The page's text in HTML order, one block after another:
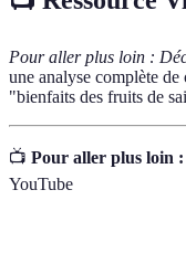
Pour aller plus loin :
une analyse complète
"bienfaits des fruits de
📺 Pour aller plus loin :
YouTube